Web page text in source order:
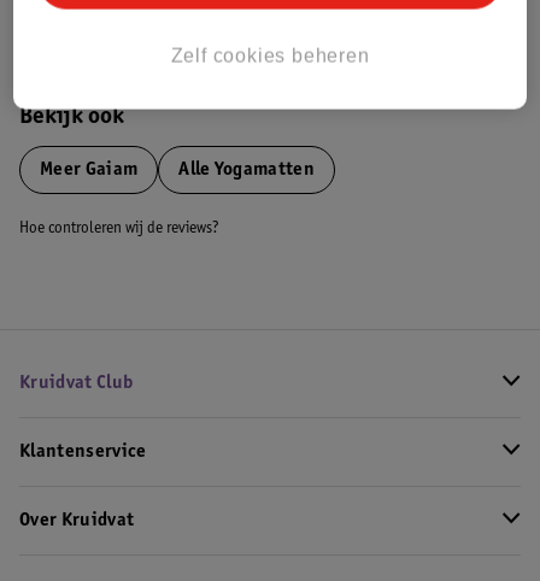
Bekijk ook
Meer Gaiam Alle Yogamatten
Hoe controleren wij de reviews?
Kruidvat Club
Klantenservice
Over Kruidvat
Zelf cookies beheren